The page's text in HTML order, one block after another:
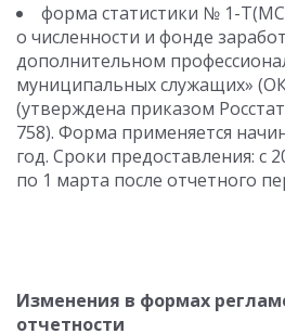
форма статистики № 1-
о численности и фонде
дополнительном
муниципальных служащих»
(утверждена приказом
758). Форма применяется
год. Сроки предоставления: с
по 1 марта после отчетного
Изменения в формах
отчетности